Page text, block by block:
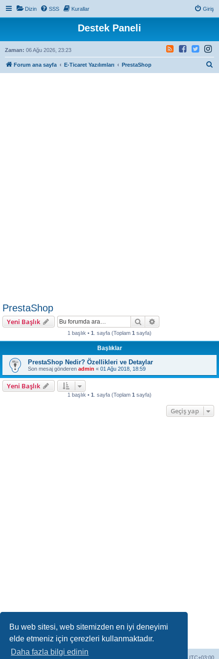
Bu web sitesi, web sitemizden en iyi deneyimi
elde etmeniz için çerezleri kullanmaktadır.
Daha fazla bilgi edinin
Dizin SSS Kurallar Giriş
Destek Paneli
Zaman: 06 Ağu 2026, 23:23
Forum ana sayfa E-Ticaret Yazılımları PrestaShop
PrestaShop
Yeni Başlık Ara
1 başlık • 1 . sayfa (Toplam 1 sayfa)
Başlıklar
PrestaShop Nedir? Özellikleri ve Detaylar
Son mesaj gönderen admin « 01 Ağu 2018, 18:59
Yeni Başlık
1 başlık • 1 . sayfa (Toplam 1 sayfa)
Geçiş yap
Forum ana sayfa UTC+03:00